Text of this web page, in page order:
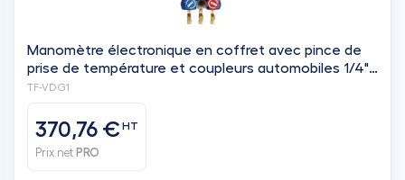
Manomètre électronique en coffret avec pince de
prise de température et coupleurs automobiles 1/4"
M - VALUE
TF-VDG1
370,76 €HT
Prix net PRO